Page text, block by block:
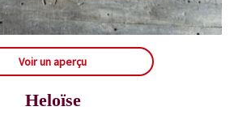
Voir un aperçu
Heloïse